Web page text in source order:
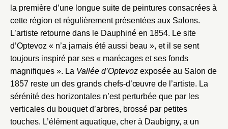
la première d’une longue suite de peintures consacrées à
cette région et régulièrement présentées aux Salons.
L’artiste retourne dans le Dauphiné en 1854. Le site
d’Optevoz « n’a jamais été aussi beau », et il se sent
toujours inspiré par ses « marécages et ses fonds
magnifiques ». La Vallée d’Optevoz exposée au Salon de
1857 reste un des grands chefs-d’œuvre de l’artiste. La
sérénité des horizontales n’est perturbée que par les
verticales du bouquet d’arbres, brossé par petites
touches. L’élément aquatique, cher à Daubigny, a un